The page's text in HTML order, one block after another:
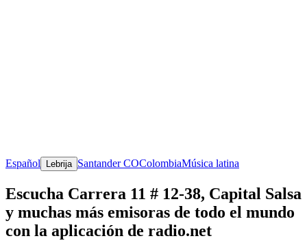
Español Lebrija Santander COColombiaMúsica latina
Escucha Carrera 11 # 12-38, Capital Salsa
y muchas más emisoras de todo el mundo
con la aplicación de radio.net